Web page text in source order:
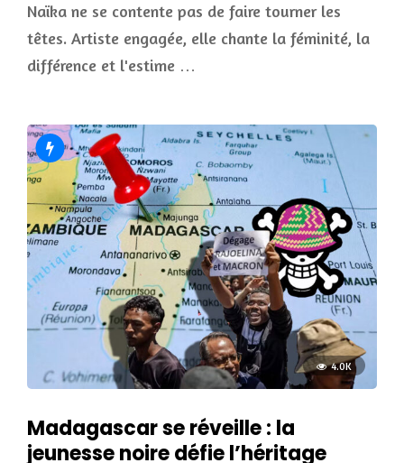
Naïka ne se contente pas de faire tourner les
têtes. Artiste engagée, elle chante la féminité, la
différence et l'estime …
4.0K
Madagascar se réveille : la
jeunesse noire défie l’héritage